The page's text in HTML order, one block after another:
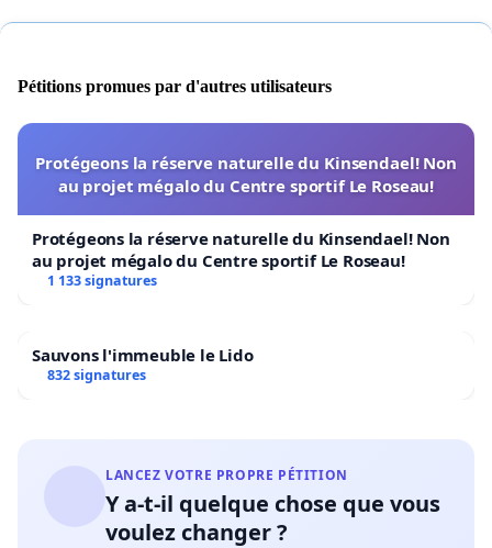
Pétitions promues par d'autres utilisateurs
Protégeons la réserve naturelle du Kinsendael! Non
au projet mégalo du Centre sportif Le Roseau!
Protégeons la réserve naturelle du Kinsendael! Non
au projet mégalo du Centre sportif Le Roseau!
1 133 signatures
Sauvons l'immeuble le Lido
832 signatures
LANCEZ VOTRE PROPRE PÉTITION
Y a-t-il quelque chose que vous
voulez changer ?